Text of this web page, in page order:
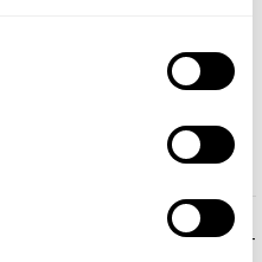
+